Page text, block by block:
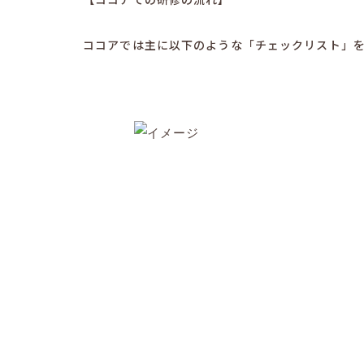
ココアでは主に以下のような「チェックリスト」